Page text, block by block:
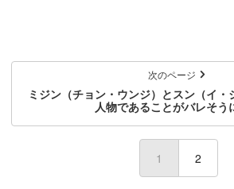
次のページ
ミジン（チョン・ウンジ）とスン（イ
人物であることがバレそ
1 (current)
2